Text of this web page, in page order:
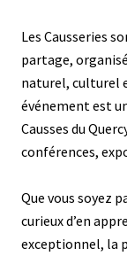
Les Causseries
partage,
naturel, culturel
événement est
Causses du
conférences,
Que vous soyez
curieux d’en
exceptionnel, la